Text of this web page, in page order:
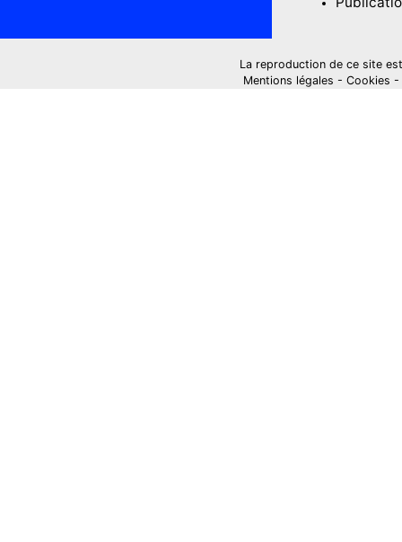
La reproduction de ce site
Mentions légales - Cookies -